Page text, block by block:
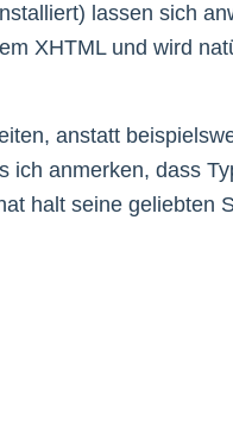
lassen sich
XHTML und wird
anstatt
ich anmerken, dass
halt seine geliebten